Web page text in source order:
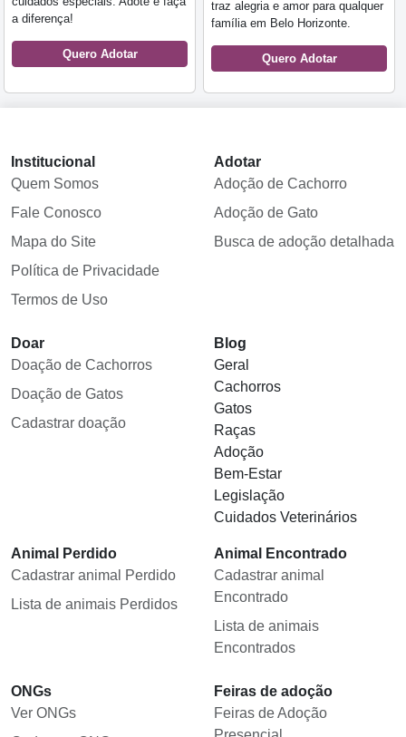
a diferença!
Quero Adotar
traz alegria e amor para qualquer
família em Belo Horizonte.
Quero Adotar
Institucional
Quem Somos
Fale Conosco
Mapa do Site
Política de Privacidade
Termos de Uso
Adotar
Adoção de Cachorro
Adoção de Gato
Busca de adoção detalhada
Doar
Doação de Cachorros
Doação de Gatos
Cadastrar doação
Blog
Geral
Cachorros
Gatos
Raças
Adoção
Bem-Estar
Legislação
Cuidados Veterinários
Animal Perdido
Cadastrar animal Perdido
Lista de animais Perdidos
Animal Encontrado
Cadastrar animal
Encontrado
Lista de animais
Encontrados
ONGs
Ver ONGs
Feiras de adoção
Feiras de Adoção